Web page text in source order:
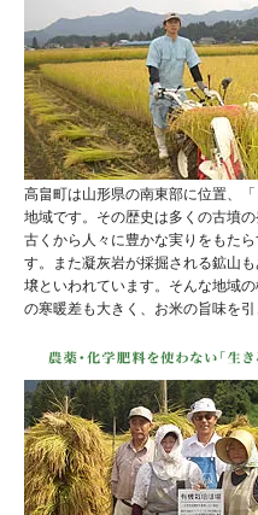
高畠町は山形県の南東部に位置、
地域です。その歴史は多くの古墳
古くから人々に豊かな実りをもた
す。また凝灰岩が採掘される鉱山
壌といわれています。そんな地域
の寒暖差も大きく、お米の旨味を引